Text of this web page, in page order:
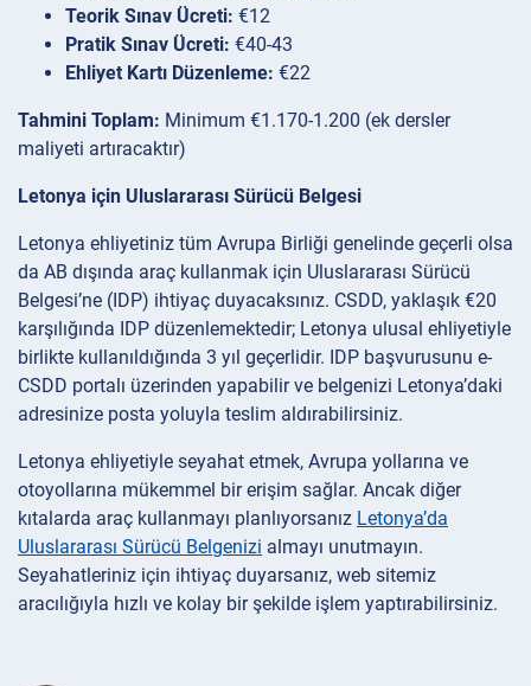
Teorik Sınav Ücreti: €12
Pratik Sınav Ücreti: €40-43
Ehliyet Kartı Düzenleme: €22
Tahmini Toplam: Minimum €1.170-1.200 (ek dersler
maliyeti artıracaktır)
Letonya için Uluslararası Sürücü Belgesi
Letonya ehliyetiniz tüm Avrupa Birliği genelinde geçerli olsa
da AB dışında araç kullanmak için Uluslararası Sürücü
Belgesi’ne (IDP) ihtiyaç duyacaksınız. CSDD, yaklaşık €20
karşılığında IDP düzenlemektedir; Letonya ulusal ehliyetiyle
birlikte kullanıldığında 3 yıl geçerlidir. IDP başvurusunu e-
CSDD portalı üzerinden yapabilir ve belgenizi Letonya’daki
adresinize posta yoluyla teslim aldırabilirsiniz.
Letonya ehliyetiyle seyahat etmek, Avrupa yollarına ve
otoyollarına mükemmel bir erişim sağlar. Ancak diğer
kıtalarda araç kullanmayı planlıyorsanız Letonya’da
Uluslararası Sürücü Belgenizi almayı unutmayın.
Seyahatleriniz için ihtiyaç duyarsanız, web sitemiz
aracılığıyla hızlı ve kolay bir şekilde işlem yaptırabilirsiniz.